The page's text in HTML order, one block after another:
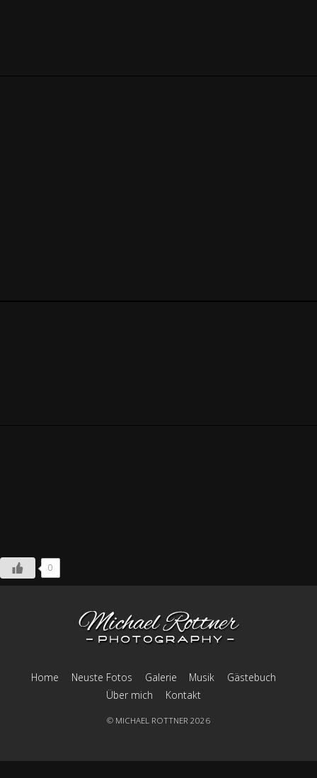
0
Home Neuste Fotos Galerie Musik
Gästebuch
Über mich
Kontakt
© MICHAEL ROTTNER 2026